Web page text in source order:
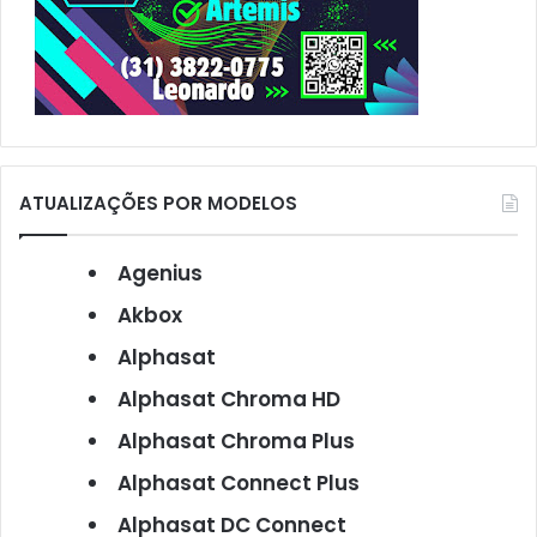
ATUALIZAÇÕES POR MODELOS
Agenius
Akbox
Alphasat
Alphasat Chroma HD
Alphasat Chroma Plus
Alphasat Connect Plus
Alphasat DC Connect